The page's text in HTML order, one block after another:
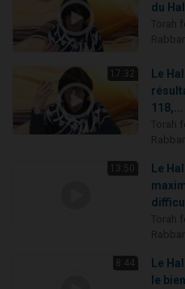
du
17:32
Le
118,...
13:50
Le
8:44
Le
le